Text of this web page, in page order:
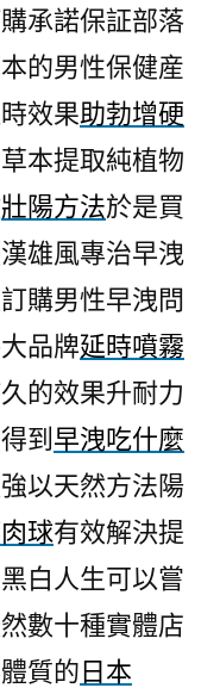
承諾保証部落
的男性保健産
效果助勃增硬
本提取純植物
壯陽方法於是買
雄風專治早洩
購男性早洩問
品牌延時噴霧
的效果升耐力
到 早洩吃什麼
以天然方法陽
球有效解決提
白人生可以嘗
數十種實體店
質的日本